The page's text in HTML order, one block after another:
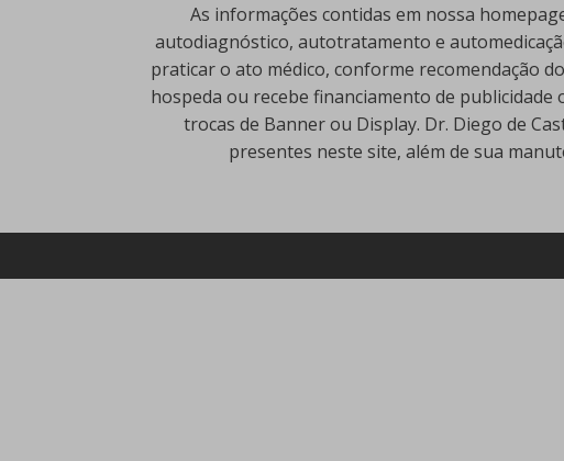
As informações contidas em nossa
autodiagnóstico, autotratamento e
praticar o ato médico, conforme recomendação
hospeda ou recebe financiamento de
trocas de Banner ou Display. Dr. Diego de
presentes neste site, além de sua